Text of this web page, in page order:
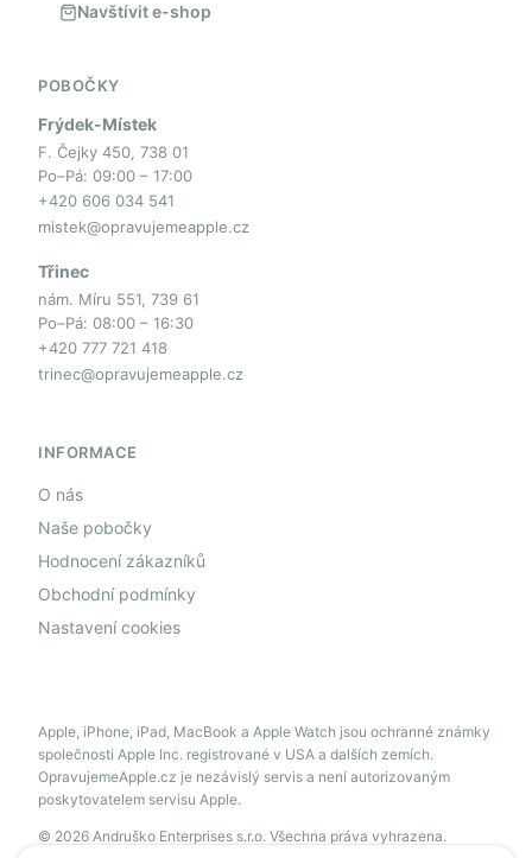
Navštívit e-shop
POBOČKY
Frýdek-Místek
F. Čejky 450, 738 01
Po–Pá: 09:00 – 17:00
+420 606 034 541
mistek@opravujemeapple.cz
Třinec
nám. Míru 551, 739 61
Po–Pá: 08:00 – 16:30
+420 777 721 418
trinec@opravujemeapple.cz
INFORMACE
O nás
Naše pobočky
Hodnocení zákazníků
Obchodní podmínky
Nastavení cookies
Apple, iPhone, iPad, MacBook a Apple Watch jsou ochranné známky
společnosti Apple Inc. registrované v USA a dalších zemích.
OpravujemeApple.cz je nezávislý servis a není autorizovaným
poskytovatelem servisu Apple.
© 2026 Andruško Enterprises s.r.o. Všechna práva vyhrazena.